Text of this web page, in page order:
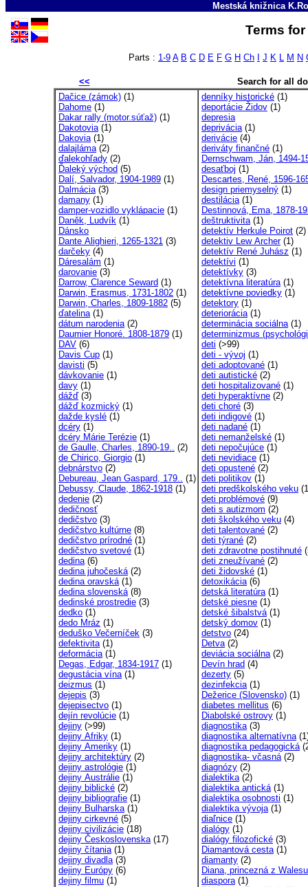
Mestská knižnica
Terms
Parts : 1-9 A B C D E F G H Ch J K L M N
<<
Search for all
Dačice (zámok) (1)
Dahome (1)
Dakar rally (motor.súťaž) (1)
Dakotovia(1)
Dakovia(1)
dalajláma(2)
ďalekohľady (2)
Ďaleký východ (5)
Dalí, Salvador, 1904-1989 (1)
Dalmácia(3)
damany (1)
damper-vozidlo vyklápacie (1)
Daněk, Ludvík (1)
Dánsko
Dante Alighieri, 1265-1321 (3)
darčeky (4)
Dáresalám (1)
darovanie (3)
Darrow, Clarence Seward (1)
Darwin, Erasmus, 1731-1802 (1)
Darwin, Charles, 1809-1882 (5)
ďatelina(1)
dátum narodenia(2)
Daumier Honoré. 1808-1879 (1)
DAV (6)
Davis Cup (1)
davisti (5)
dávkovanie (1)
davy (1)
dážď(3)
dážď kozmický (1)
dažde kyslé (1)
dcéry (1)
dcéry Márie Terézie (1)
de Gaulle, Charles, 1890-19.. (2)
de Chirico, Giorgio (1)
debnárstvo (2)
Debureau, Jean Gaspard, 179.. (1)
Debussy, Claude, 1862-1918 (1)
dedenie (2)
dedičnosť
dedičstvo (3)
dedičstvo kultúrne (8)
dedičstvo prírodné (1)
dedičstvo svetové (1)
dedina(6)
dedina juhočeská(2)
dedina oravská(1)
dedina slovenská(8)
dedinské prostredie (3)
dedko (1)
dedo Mráz (1)
deduško Večerníček (3)
defektivita(1)
deformácia(1)
Degas, Edgar, 1834-1917 (1)
degustácia vína(1)
deizmus (1)
dejepis (3)
dejepisectvo (1)
dejín revolúcie (1)
dejiny (>99)
dejiny Afriky (1)
dejiny Ameriky (1)
dejiny architektúry (2)
dejiny astrológie (1)
dejiny Austrálie (1)
dejiny biblické (2)
dejiny bibliografie (1)
dejiny Bulharska(1)
dejiny cirkevné (5)
dejiny civilizácie (18)
dejiny Československa(17)
dejiny čítania(1)
dejiny divadla(3)
dejiny Európy (6)
dejiny filmu (1)
denníky historické (1)
deportácie Židov (1)
depresia
deprivácia(1)
derivácie (4)
deriváty finančné (1)
Dernschwam, Ján, 1494-
desaťboj (1)
Descartes, René, 1596-
design priemyselný (1)
destilácia(1)
Destinnová, Ema, 1878-
deštruktivita(1)
detektív Herkule Poirot (2)
detektiv Lew Archer(1)
detektív René Juhász (1)
detektívi (1)
detektívky (3)
detektívna literatúra(1)
detektívne poviedky (1)
detektory (1)
deteriorácia(1)
determinácia sociálna(1)
determinizmus
deti (>99)
deti - vývoj (1)
deti adoptované (1)
deti autistické (2)
deti hospitalizované (1)
deti hyperaktívne (2)
deti choré (3)
deti indigové (1)
deti nadané (1)
deti nemanželské (1)
deti nepočujúce (1)
deti nevidiace (1)
deti opustené (2)
deti politikov (1)
deti predškolského veku
deti problémové (9)
deti s autizmom (2)
deti školského veku (4)
deti talentované (2)
deti týrané (2)
deti zdravotne postihnuté
deti zneužívané (2)
deti židovské (1)
detoxikácia(6)
detská literatúra(1)
detské piesne (1)
detské šibalstvá(1)
detský domov (1)
detstvo (24)
Detva(2)
deviácia sociálna(2)
Devín hrad (4)
dezerty (5)
dezinfekcia(1)
Dežerice (Slovensko) (1)
diabetes mellitus (6)
Diabolské ostrovy (1)
diagnostika(3)
diagnostika alternatívna
diagnostika pedagogická
diagnostika- včasná(2)
diagnózy (2)
dialektika(2)
dialektika antická(1)
dialektika osobnosti (1)
dialektika vývoja(1)
diaľnice (1)
dialógy (1)
dialógy filozofické (3)
Diamantová cesta(1)
diamanty (2)
Diana, princezná z
diaspora(1)